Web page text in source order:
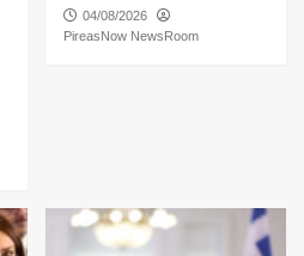
04/08/2026
PireasNow NewsRoom